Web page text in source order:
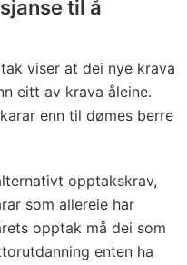
til å
viser at dei nye krava
eitt av krava åleine.
enn til dømes berre
opptakskrav,
som allereie har
opptak må dei som
enten ha